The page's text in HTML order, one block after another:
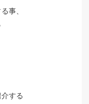
事、
する